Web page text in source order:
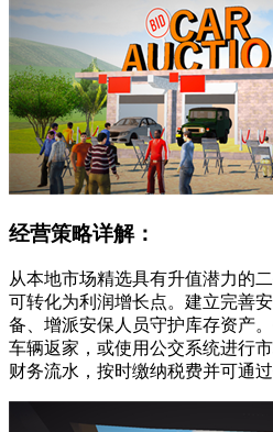
经营策略详解：
从本地市场精选具有升值潜力的
可转化为利润增长点。建立完善
备、增派安保人员守护库存资产
车辆返家，或使用公交系统进行
财务流水，按时缴纳税费并可通